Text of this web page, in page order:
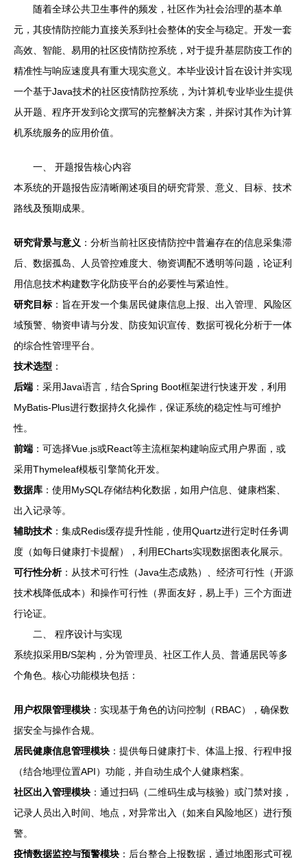
随着全球公共卫生事件的频发，社区作为社会治理的基本单
元，其疫情防控能力直接关系到社会整体的安全与稳定。开发一套
高效、智能、易用的社区疫情防控系统，对于提升基层防疫工作的
精准性与响应速度具有重大现实意义。本毕业设计旨在设计并实现
一个基于Java技术的社区疫情防控系统，为计算机专业毕业生提供
从开题、程序开发到论文撰写的完整解决方案，并探讨其作为计算
机系统服务的应用价值。
一、 开题报告核心内容
本系统的开题报告应清晰阐述项目的研究背景、意义、目标、技术
路线及预期成果。
研究背景与意义 ：分析当前社区疫情防控中普遍存在的信息采集滞
后、数据孤岛、人员管控难度大、物资调配不透明等问题，论证利
用信息技术构建数字化防疫平台的必要性与紧迫性。
研究目标 ：旨在开发一个集居民健康信息上报、出入管理、风险区
域预警、物资申请与分发、防疫知识宣传、数据可视化分析于一体
的综合性管理平台。
技术选型 ：
后端 ：采用Java语言，结合Spring Boot框架进行快速开发，利用
MyBatis-Plus进行数据持久化操作，保证系统的稳定性与可维护
性。
前端 ：可选择Vue.js或React等主流框架构建响应式用户界面，或
采用Thymeleaf模板引擎简化开发。
数据库 ：使用MySQL存储结构化数据，如用户信息、健康档案、
出入记录等。
辅助技术 ：集成Redis缓存提升性能，使用Quartz进行定时任务调
度（如每日健康打卡提醒），利用ECharts实现数据图表化展示。
可行性分析：从技术可行性（Java生态成熟）、经济可行性（开源
技术栈降低成本）和操作可行性（界面友好，易上手）三个方面进
行论证。
二、 程序设计与实现
系统拟采用B/S架构，分为管理员、社区工作人员、普通居民等多
个角色。核心功能模块包括：
用户权限管理模块 ：实现基于角色的访问控制（RBAC），确保数
据安全与操作合规。
居民健康信息管理模块 ：提供每日健康打卡、体温上报、行程申报
（结合地理位置API）功能，并自动生成个人健康档案。
社区出入管理模块 ：通过扫码（二维码生成与核验）或门禁对接，
记录人员出入时间、地点，对异常出入（如来自风险地区）进行预
警。
疫情数据监控与预警模块 ：后台整合上报数据，通过地图形式可视